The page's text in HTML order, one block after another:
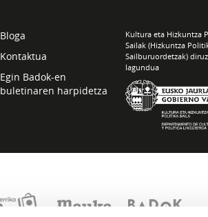
Bloga
Kontaktua
Egin Badok-en
buletinaren harpidetza
Kultura eta Hizkuntza
Sailak (Hizkuntza
Sailburuordetzak) diruz
lagundua